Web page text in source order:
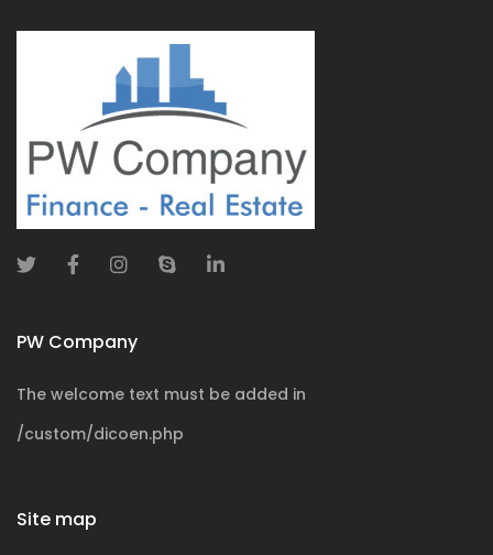
PW Company
The welcome text must be added in
/custom/dicoen.php
Site map